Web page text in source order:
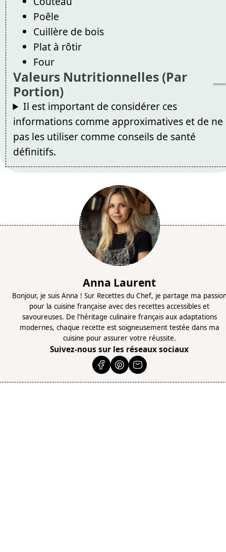
Poêle
Cuillère de bois
Plat à rôtir
Four
Valeurs Nutritionnelles (Par
Portion)
Il est important de considérer ces
informations comme approximatives et de ne
pas les utiliser comme conseils de santé
définitifs.
Anna Laurent
Bonjour, je suis Anna ! Sur Recettes du Chef, je partage ma
pour la cuisine française avec des recettes accessibles et
savoureuses. De l'héritage culinaire français aux adaptations
modernes, chaque recette est soigneusement testée dans ma
cuisine pour assurer votre réussite.
Suivez-nous sur les réseaux sociaux